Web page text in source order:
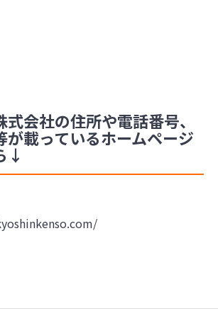
会社の住所や電話番号、
が載っているホームページ
↓